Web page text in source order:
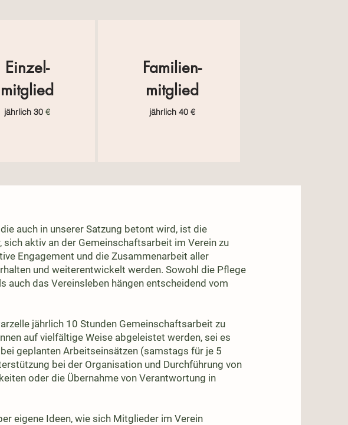
Einzel-
mitglied
jährlich 30 €
Familien-
mitglied
jährlich40 €
auch in unserer Satzung betont wird, ist die
aktiv an der Gemeinschaftsarbeit im Verein zu
Engagement und die Zusammenarbeit aller
und weiterentwickelt werden. Sowohl die Pflege
auch das Vereinsleben hängen entscheidend vom
jährlich 10 Stunden Gemeinschaftsarbeit zu
auf vielfältige Weise abgeleistet werden, sei es
geplanten Arbeitseinsätzen (samstags für je 5
bei der Organisation und Durchführung von
oder die Übernahme von Verantwortung in
eigene Ideen, wie sich Mitglieder im Verein